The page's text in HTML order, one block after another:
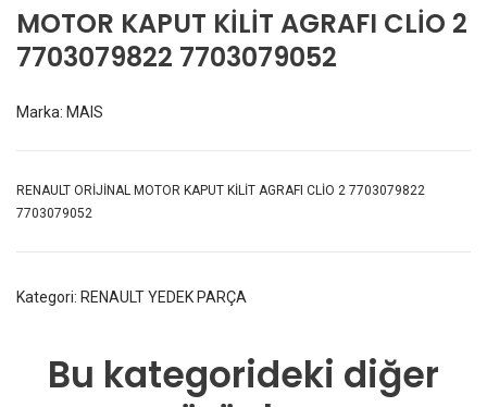
MOTOR KAPUT KİLİT AGRAFI CLİO 2
7703079822 7703079052
Marka: MAIS
RENAULT ORİJİNAL MOTOR KAPUT KİLİT AGRAFI CLİO 2 7703079822
7703079052
Kategori: RENAULT YEDEK PARÇA
Bu kategorideki diğer